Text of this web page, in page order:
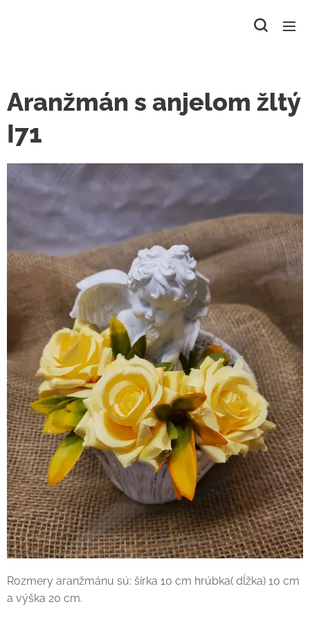
Aranžmán s anjelom žltý
I71
Rozmery aranžmánu sú: šírka 10 cm hrúbka( dĺžka) 10 cm
a výška 20 cm.